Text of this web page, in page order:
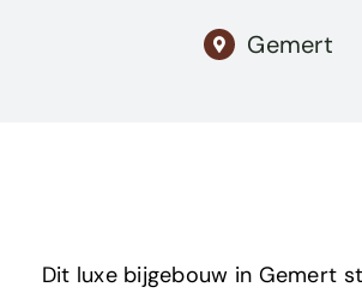
Gemert
Dit luxe bijgebouw in Gemert